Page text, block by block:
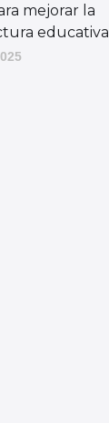
mejorar la
educativa